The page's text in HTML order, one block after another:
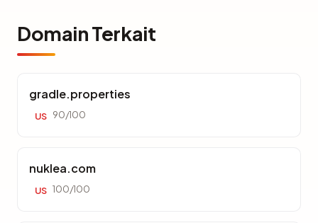
Domain Terkait
gradle.properties
US 90/100
nuklea.com
US 100/100